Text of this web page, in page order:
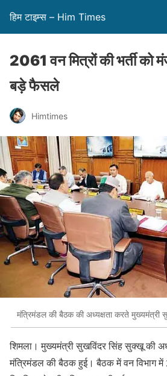
हिम टाइम्स – Him Times
2061 वन मित्रों की भर्ती को
बड़े फैसले
Himtimes
मंत्रिमंडल की बैठक की अध्यक्षता करते मुख्यमंत्री
शिमला। मुख्यमंत्री सुखविंदर सिंह सुक्खू की
मंत्रिमंडल की बैठक हुई। बैठक में वन विभाग में